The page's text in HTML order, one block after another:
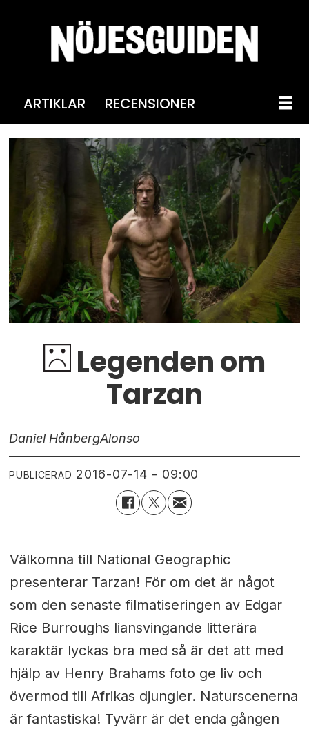
ARTIKLAR RECENSIONER
Legenden om
Tarzan
Daniel HånbergAlonso
PUBLICERAD 2016-07-14 - 09:00
Välkomna till National Geographic
presenterar Tarzan! För om det är något
som den senaste filmatiseringen av Edgar
Rice Burroughs liansvingande litterära
karaktär lyckas bra med så är det att med
hjälp av Henry Brahams foto ge liv och
övermod till Afrikas djungler. Naturscenerna
är fantastiska! Tyvärr är det enda gången